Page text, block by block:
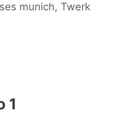
munich, Twerk
1